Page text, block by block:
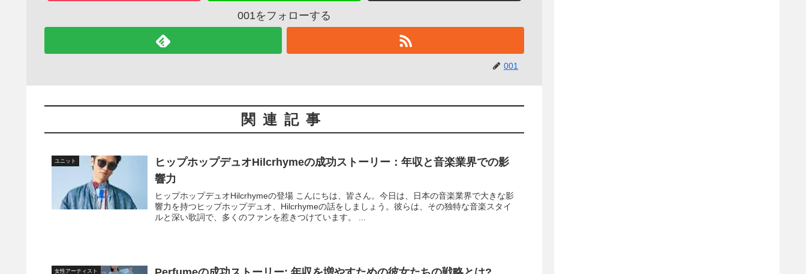
001をフォローする
001
関連記事
ユニット
ヒップホップデュオHilcrhymeの成功ストーリー：年収と音楽業界での影
響力
ヒップホップデュオHilcrhymeの登場 こんにちは、皆さん。今日は、日本の音楽業界で大きな影
響力を持つヒップホップデュオ、Hilcrhymeの話をしましょう。彼らは、その独特な音楽スタイ
ルと深い歌詞で、多くのファンを惹きつけています。 ...
女性アーティスト